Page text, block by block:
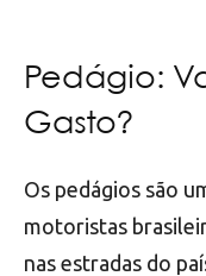
Pedágio:
Gasto?
Os pedágios são
motoristas
nas estradas do